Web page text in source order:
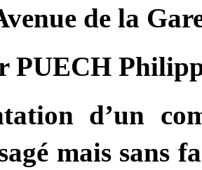
de la
PUECH
d’un
mais sans